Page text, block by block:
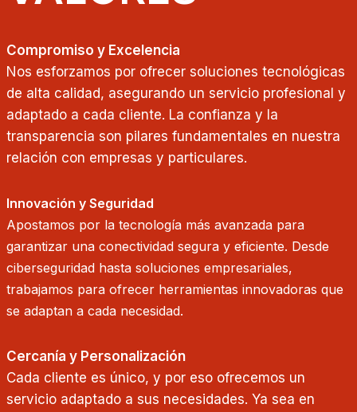
Compromiso y Excelencia
Nos esforzamos por ofrecer soluciones tecnológicas
de alta calidad, asegurando un servicio profesional y
adaptado a cada cliente. La confianza y la
transparencia son pilares fundamentales en nuestra
relación con empresas y particulares.
Innovación y Seguridad
Apostamos por la tecnología más avanzada para
garantizar una conectividad segura y eficiente. Desde
ciberseguridad hasta soluciones empresariales,
trabajamos para ofrecer herramientas innovadoras que
se adaptan a cada necesidad.
Cercanía y Personalización
Cada cliente es único, y por eso ofrecemos un
servicio adaptado a sus necesidades. Ya sea en